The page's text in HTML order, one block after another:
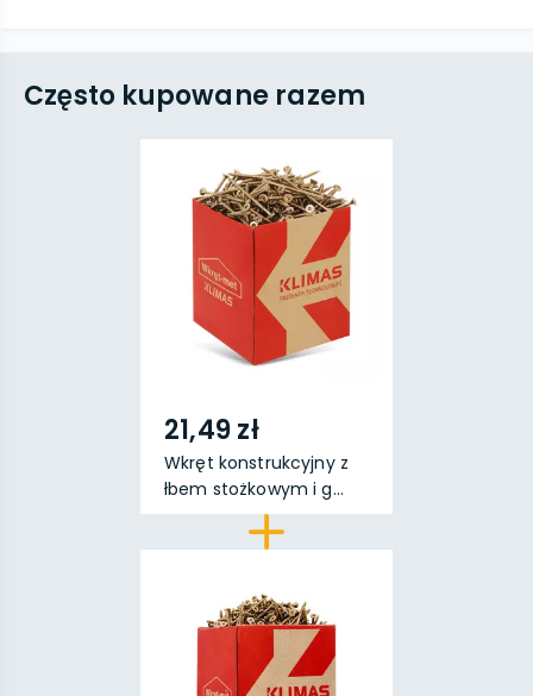
Często kupowane razem
21,49 zł
Wkręt konstrukcyjny z
łbem stożkowym i g...